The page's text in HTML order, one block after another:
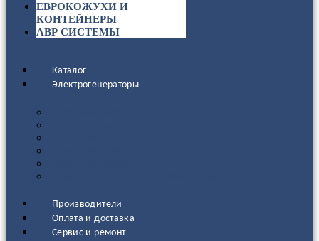
ЕВРОКОЖУХИ И
КОНТЕЙНЕРЫ
АВР СИСТЕМЫ
Каталог
Электрогенераторы
Производители
Оплата и доставка
Сервис и ремонт